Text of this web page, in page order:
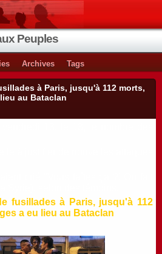
Peuples
Archives Tags
à Paris, jusqu'à 112 morts,
au Bataclan
fusillades à Paris, jusqu'à 112
a eu lieu au Bataclan